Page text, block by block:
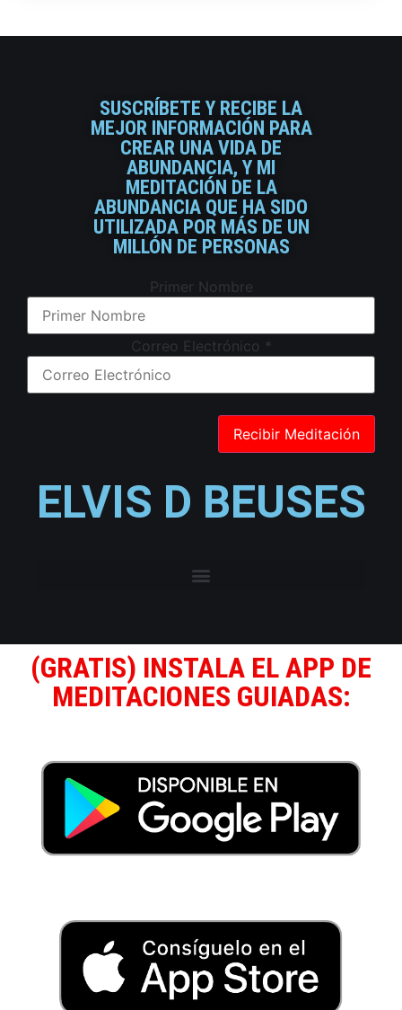
SUSCRÍBETE Y RECIBE LA
MEJOR INFORMACIÓN PARA
CREAR UNA VIDA DE
ABUNDANCIA, Y MI
MEDITACIÓN DE LA
ABUNDANCIA QUE HA SIDO
UTILIZADA POR MÁS DE UN
MILLÓN DE PERSONAS
Primer Nombre
Correo Electrónico *
ELVIS D BEUSES
(GRATIS) INSTALA EL APP DE
MEDITACIONES GUIADAS: